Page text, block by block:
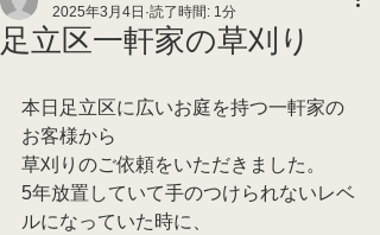
足立区一軒家の草刈り
2025年3月4日 読了時間: 1分
本日足立区に広いお庭を持つ一軒家の
お客様から
草刈りのご依頼をいただきました。
5年放置していて手のつけられないレベ
ルになっていた時に、